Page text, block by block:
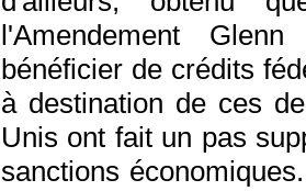
l'Amendement
bénéficier de crédits
à destination de ces
Unis ont fait un pas
sanctions